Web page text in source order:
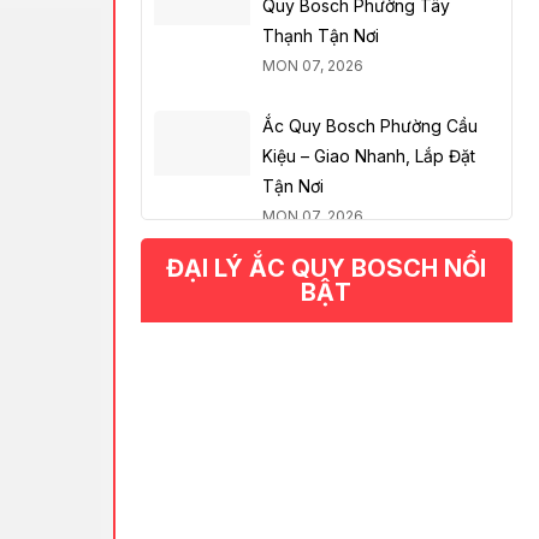
Quy Bosch Phường Tây
Thạnh Tận Nơi
MON 07, 2026
Ắc Quy Bosch Phường Cầu
Kiệu – Giao Nhanh, Lắp Đặt
Tận Nơi
MON 07, 2026
ĐẠI LÝ ẮC QUY BOSCH NỔI
BẬT